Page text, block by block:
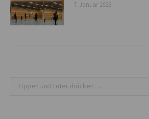
7. Januar 2023
Search: